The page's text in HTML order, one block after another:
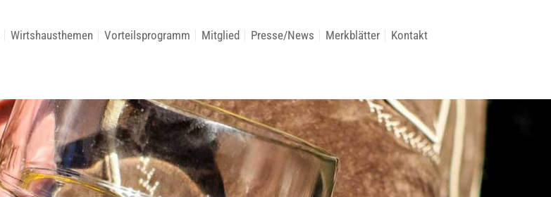
Wirtshausthemen Vorteilsprogramm Mitglied Presse/News Merkblätter Kontakt